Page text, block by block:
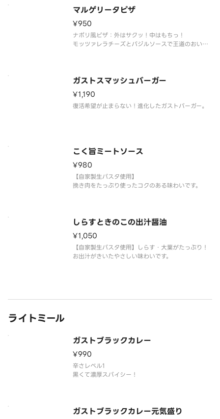
マルゲリータピザ
¥950
ナポリ風ピザ：外はサクッ！中はもちっ！
モッツァレラチーズとバジルソースで王道のおいし
ガストスマッシュバーガー
¥1,190
復活希望が止まらない！進化したガストバーガー。
こく旨ミートソース
¥980
【自家製生パスタ使用】
挽き肉をたっぷり使ったコクのある味わいです。
しらすときのこの出汁醤油
¥1,050
【自家製生パスタ使用】しらす・大葉がたっぷり！
お出汁がきいたやさしい味わいです。
ライトミール
ガストブラックカレー
¥990
辛さレベル1
黒くて濃厚スパイシー！
ガストブラックカレー元気盛り